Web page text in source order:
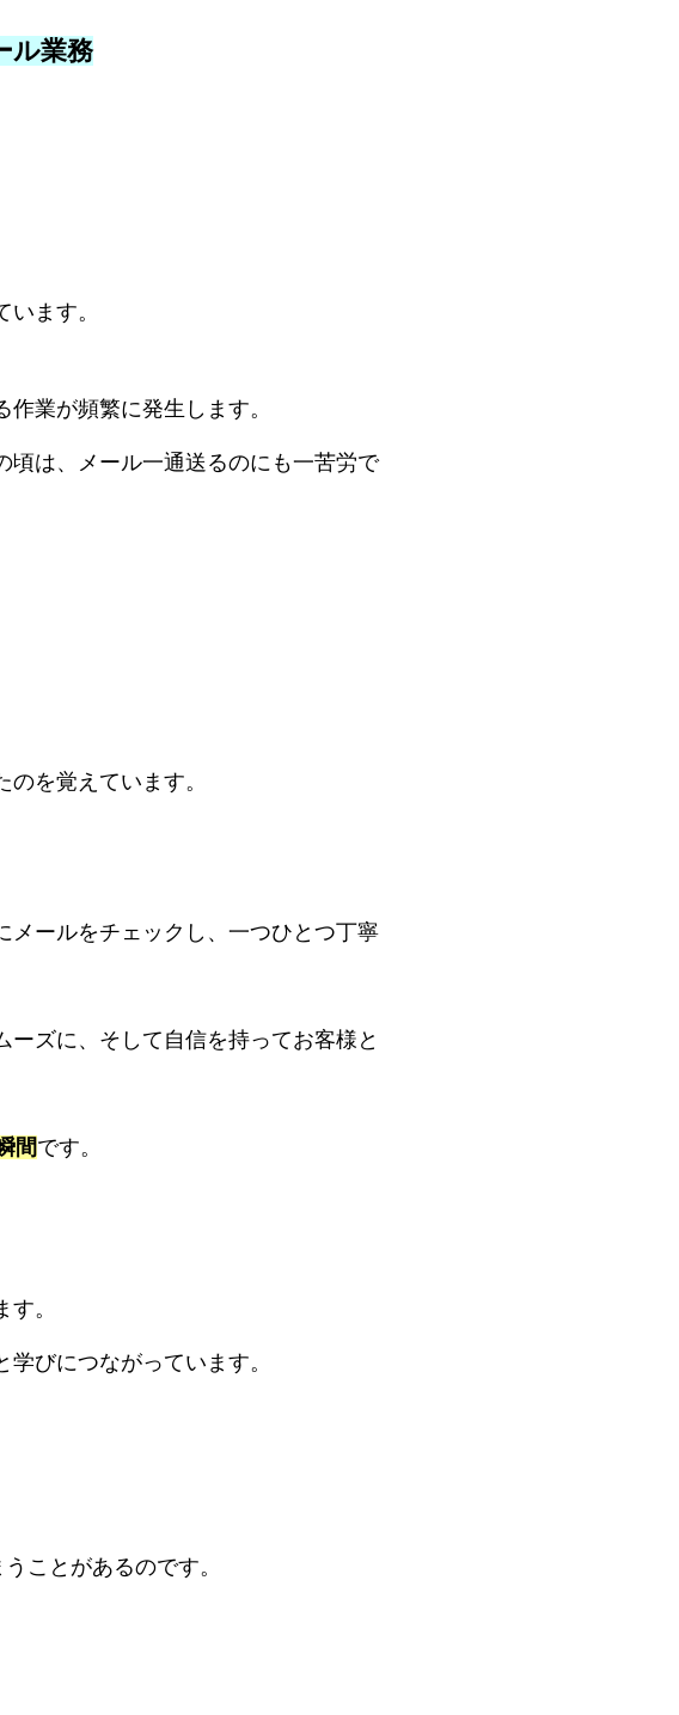
ル業務
ます。
業が頻繁に発生します。
頃は、メール一通送るのにも一苦労で
を覚えています。
メールをチェックし、一つひとつ丁寧
ズに、そして自信を持ってお客様と
間です。
。
びにつながっています。
ことがあるのです。